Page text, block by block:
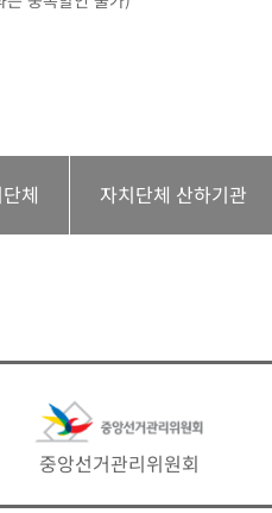
체 자치단체 산하기관
중앙선거관리위원회